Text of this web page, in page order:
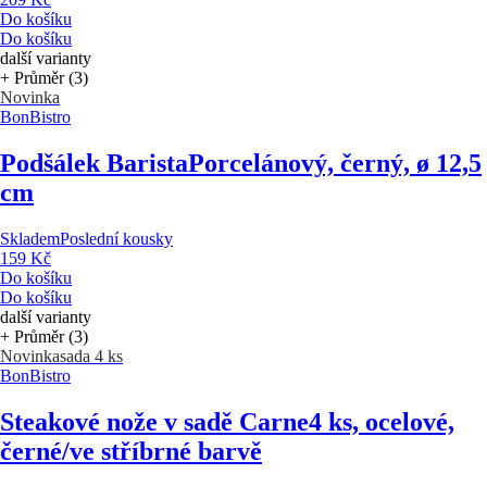
Do košíku
Do košíku
další varianty
+ Průměr (3)
Novinka
BonBistro
Podšálek BaristaPorcelánový, černý, ø 12,5
cm
SklademPoslední kousky
159 Kč
Do košíku
Do košíku
další varianty
+ Průměr (3)
Novinkasada 4 ks
BonBistro
Steakové nože v sadě Carne4 ks, ocelové,
černé/ve stříbrné barvě